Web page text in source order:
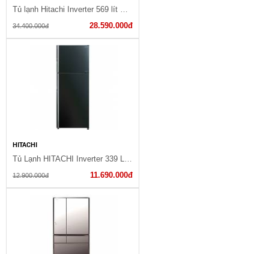
34.400.000đ 28.590.000đ
HITACHI
12.900.000đ 11.690.000đ